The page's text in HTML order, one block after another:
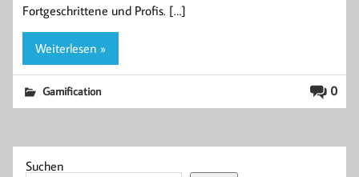
Fortgeschrittene und Profis. […]
Weiterlesen »
0
Gamification
Suchen